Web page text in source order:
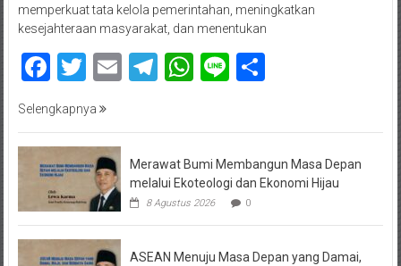
memperkuat tata kelola pemerintahan, meningkatkan
kesejahteraan masyarakat, dan menentukan
Facebook
Twitter
EmailTelegram
WhatsApp
Line
Selengkapnya
Merawat Bumi Membangun Masa Depan
melalui Ekoteologi dan Ekonomi Hijau
8 Agustus 2026 0
ASEAN Menuju Masa Depan yang Damai,